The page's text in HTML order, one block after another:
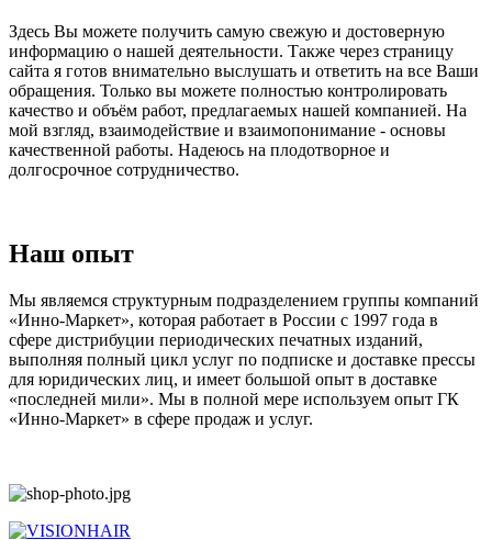
Здесь Вы можете получить самую свежую и достоверную
информацию о нашей деятельности. Также через страницу
сайта я готов внимательно выслушать и ответить на все Ваши
обращения. Только вы можете полностью контролировать
качество и объём работ, предлагаемых нашей компанией. На
мой взгляд, взаимодействие и взаимопонимание - основы
качественной работы. Надеюсь на плодотворное и
долгосрочное сотрудничество.
Наш опыт
Мы являемся структурным подразделением группы компаний
«Инно-Маркет», которая работает в России с 1997 года в
сфере дистрибуции периодических печатных изданий,
выполняя полный цикл услуг по подписке и доставке прессы
для юридических лиц, и имеет большой опыт в доставке
«последней мили». Мы в полной мере используем опыт ГК
«Инно-Маркет» в сфере продаж и услуг.